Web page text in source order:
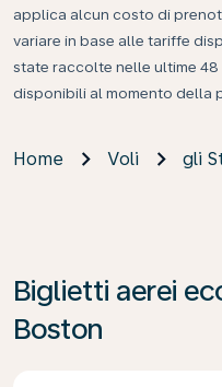
applica alcun costo di
variare in base alle tariffe
state raccolte nelle ultime
disponibili al momento della
Home Voli gli
Biglietti aerei
Boston